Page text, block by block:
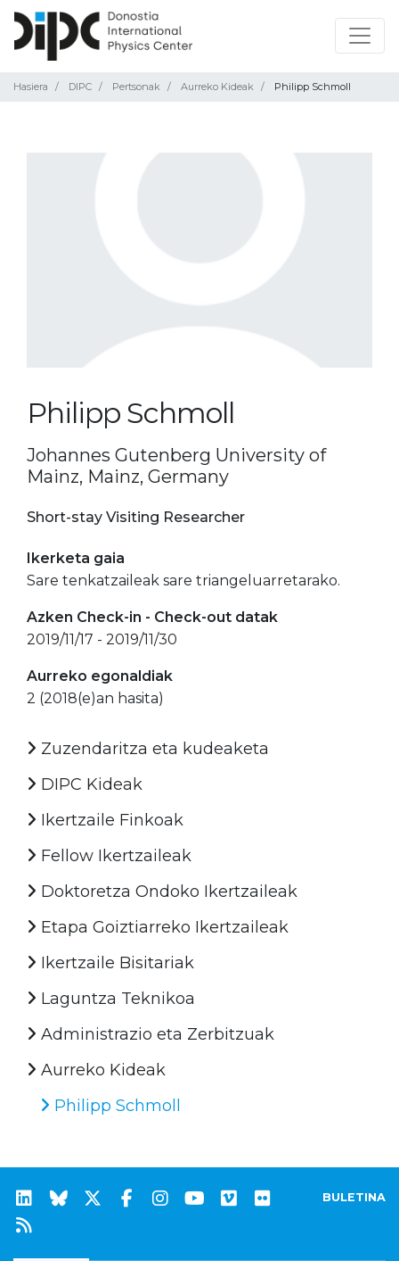
Hasiera DIPC Pertsonak Aurreko Kideak Philipp Schmoll
Philipp Schmoll
Johannes Gutenberg University of
Mainz, Mainz, Germany
Short-stay Visiting Researcher
Ikerketa gaia
Sare tenkatzaileak sare triangeluarretarako.
Azken Check-in - Check-out datak
2019/11/17 - 2019/11/30
Aurreko egonaldiak
2 (2018(e)an hasita)
Zuzendaritza eta kudeaketa
DIPC Kideak
Ikertzaile Finkoak
Fellow Ikertzaileak
Doktoretza Ondoko Ikertzaileak
Etapa Goiztiarreko Ikertzaileak
Ikertzaile Bisitariak
Laguntza Teknikoa
Administrazio eta Zerbitzuak
Aurreko Kideak
Philipp Schmoll
BULETINA